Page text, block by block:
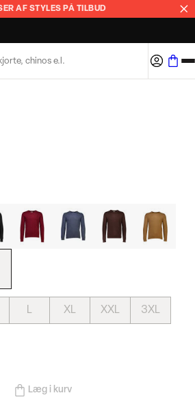
AF STYLES PÅ TILBUD
L XL XXL 3XL
Læg i kurv